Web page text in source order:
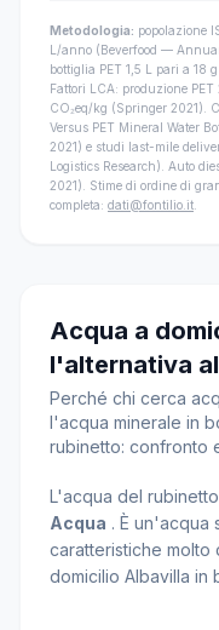
Metodologia: popolazione
L/anno (Beverfood —
bottiglia PET 1,5 L pari a 18
Fattori LCA: produzione
CO₂eq/kg (Springer 2021).
Versus PET Mineral Water
2021) e studi last-mile
Logistics Research). Auto
2021). Stime di ordine di
completa: dati@fontilio.it
Acqua a
l'alternativa
Perché chi cerca
l'acqua minerale in
rubinetto: confronto
L'acqua del
Acqua . È un'acqua
caratteristiche molto
domicilio Albavilla in